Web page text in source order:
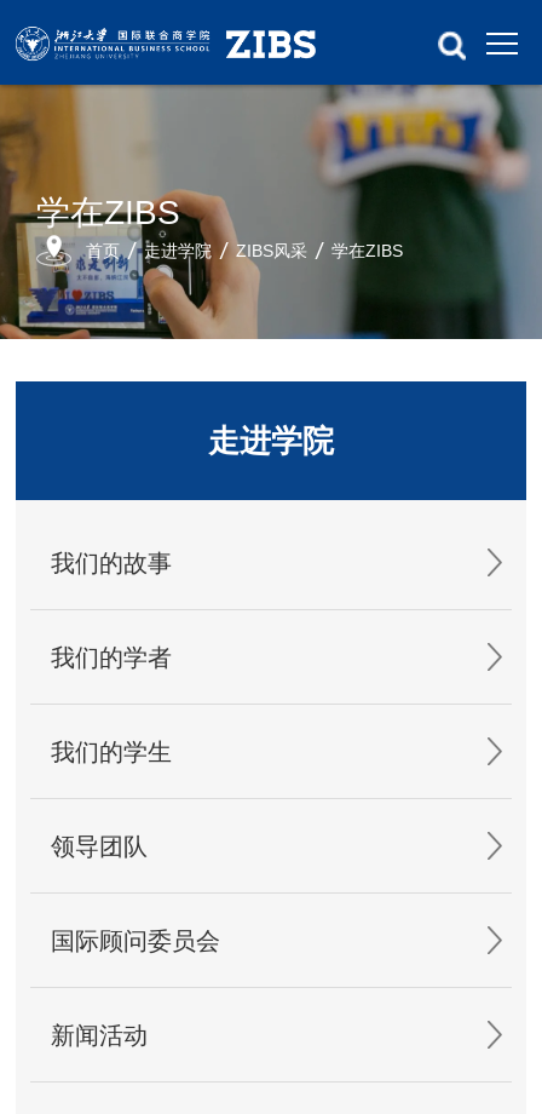
学在ZIBS
首页 走进学院 ZIBS风采 学在ZIBS
走进学院
我们的故事
我们的学者
我们的学生
领导团队
国际顾问委员会
新闻活动